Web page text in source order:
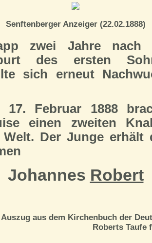
Senftenberger Anzeiger (22.02.1888)
zwei Jahre nach
des ersten
sich erneut
17. Februar 1888
einen zweiten
Welt. Der Junge erhält
Johannes Robert
Auszug aus dem Kirchenbuch der
Roberts Taufe